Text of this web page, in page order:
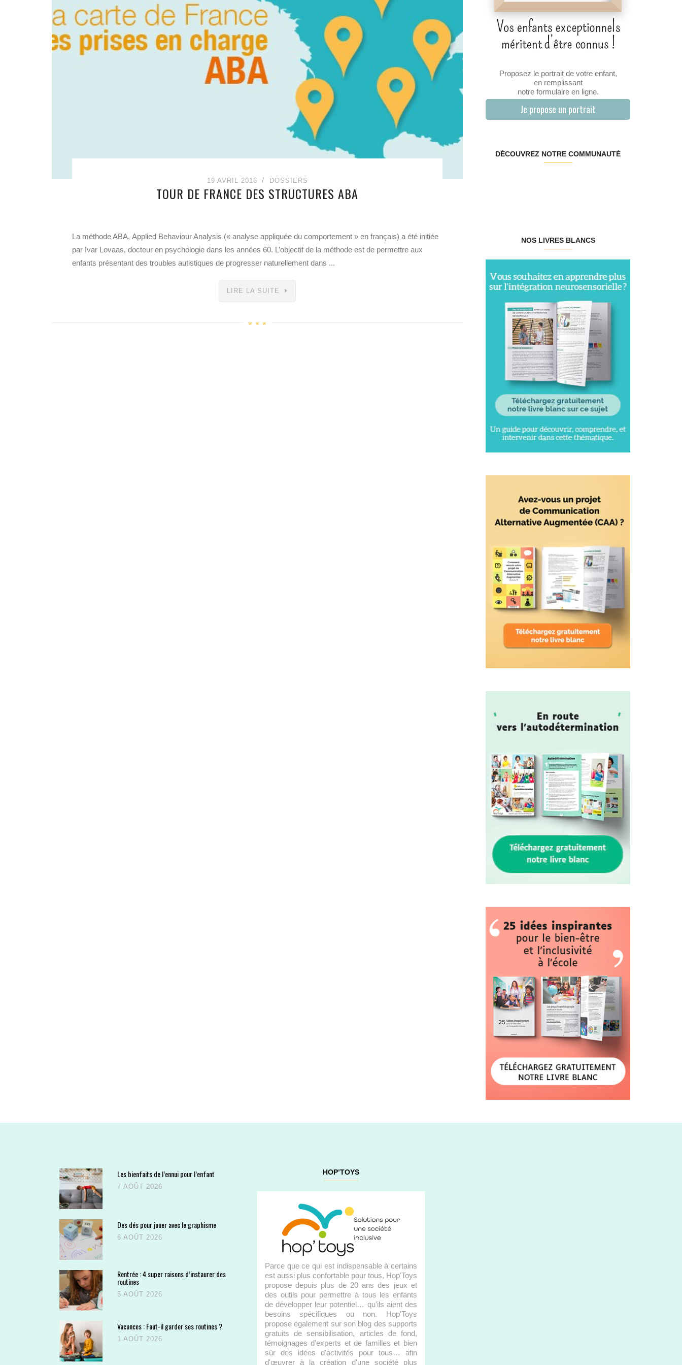
19 AVRIL 2016 DOSSIERS
TOUR DE FRANCE DES STRUCTURES ABA
La méthode ABA, Applied Behaviour Analysis (« analyse appliquée du comportement » en français) a été initiée
par Ivar Lovaas, docteur en psychologie dans les années 60. L’objectif de la méthode est de permettre aux
enfants présentant des troubles autistiques de progresser naturellement dans ...
LIRE LA SUITE
Proposez le portrait de votre enfant,
en remplissant
notre formulaire en ligne.
Je propose un portrait
DÉCOUVREZ NOTRE COMMUNAUTÉ
NOS LIVRES BLANCS
Les bienfaits de l’ennui pour l’enfant
7 AOÛT 2026
Des dés pour jouer avec le graphisme
6 AOÛT 2026
Rentrée : 4 super raisons d’instaurer des
routines
5 AOÛT 2026
Vacances : Faut-il garder ses routines ?
1 AOÛT 2026
HOP’TOYS
Parce que ce qui est indispensable à certains
est aussi plus confortable pour tous, Hop'Toys
propose depuis plus de 20 ans des jeux et
des outils pour permettre à tous les enfants
de développer leur potentiel… qu'ils aient des
besoins spécifiques ou non. Hop'Toys
propose également sur son blog des supports
gratuits de sensibilisation, articles de fond,
témoignages d'experts et de familles et bien
sûr des idées d'activités pour tous… afin
d'œuvrer à la création d'une société plus